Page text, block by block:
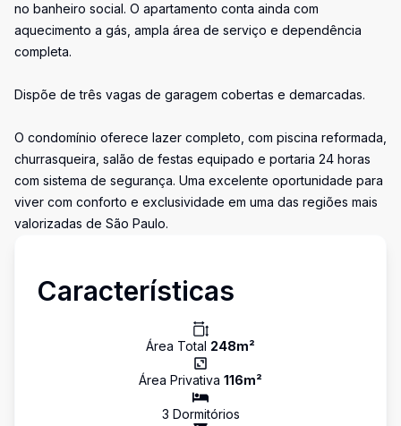
no banheiro social. O apartamento conta ainda com
aquecimento a gás, ampla área de serviço e dependência
completa.
Dispõe de três vagas de garagem cobertas e demarcadas.
O condomínio oferece lazer completo, com piscina reformada,
churrasqueira, salão de festas equipado e portaria 24 horas
com sistema de segurança. Uma excelente oportunidade para
viver com conforto e exclusividade em uma das regiões mais
valorizadas de São Paulo.
Características
Área Total 248m²
Área Privativa 116m²
3 Dormitórios